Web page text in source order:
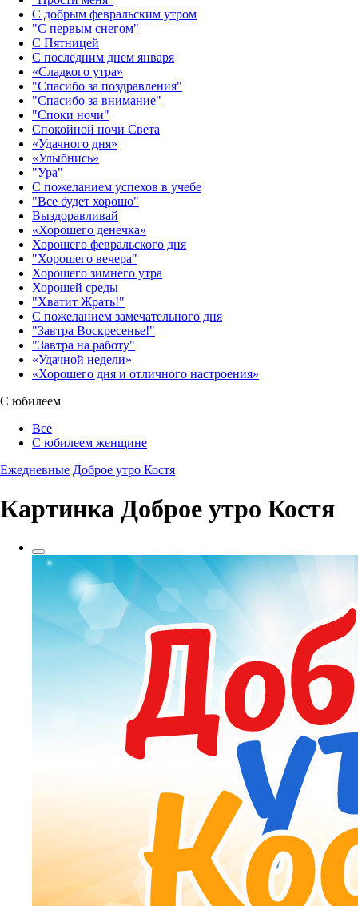
С добрым февральским утром
"С первым снегом"
С Пятницей
С последним днем января
«Сладкого утра»‎
"Спасибо за поздравления"
"Спасибо за внимание"
"Споки ночи"
Спокойной ночи Света
«Удачного дня»‎
«Улыбнись»‎
"Ура"
С пожеланием успехов в учебе
"Все будет хорошо"
Выздоравливай
«‎Хорошего денечка»‎
Хорошего февральского дня
"Хорошего вечера"
Хорошего зимнего утра
Хорошей среды
"Хватит Жрать!"
С пожеланием замечательного дня
"Завтра Воскресенье!"
"Завтра на работу"
«Удачной недели»‎
«Хорошего дня и отличного настроения»‎
С юбилеем
Все
С юбилеем женщине
Ежедневные Доброе утро Костя
Картинка Доброе утро Костя